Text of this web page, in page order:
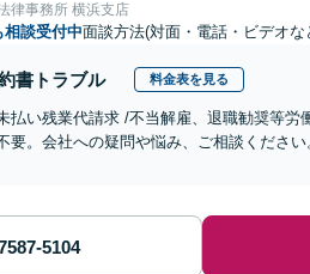
律事務所 横浜支店
相談受付中面談方法(対面・電話・ビデオな
書トラブル 料金表を見る
払い残業代請求 /不当解雇、退職勧奨等
要。会社への疑問や悩み、ご相談くださ